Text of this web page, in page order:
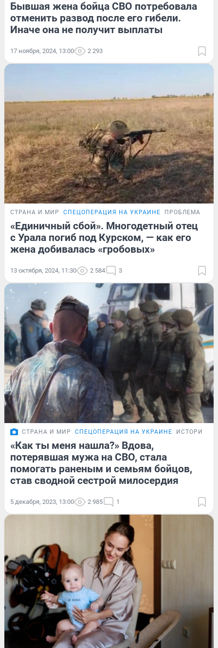
Бывшая жена бойца СВО потребовала
отменить развод после его гибели.
Иначе она не получит выплаты
17 ноября, 2024, 13:00 2 293
СТРАНА И МИР СПЕЦОПЕРАЦИЯ НА УКРАИНЕ ПРОБЛЕМА
«Единичный сбой». Многодетный отец
с Урала погиб под Курском, — как его
жена добивалась «гробовых»
13 октября, 2024, 11:30 2 584 3
СТРАНА И МИР СПЕЦОПЕРАЦИЯ НА УКРАИНЕ ИСТОРИИ
«Как ты меня нашла?» Вдова,
потерявшая мужа на СВО, стала
помогать раненым и семьям бойцов,
став сводной сестрой милосердия
5 декабря, 2023, 13:00 2 985 1